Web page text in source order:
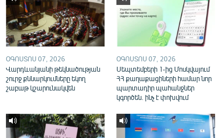
ՕԳՈՍՏՈՍ 07, 2026
Վարդևանյանի թեկնածության
շուրջ քննարկումները եկող
շաբաթ կշարունակվեն
ՕԳՈՍՏՈՍ 07, 2026
Սեպտեմբերի 1-ից Մոսկվայում
ՀՀ քաղաքացիների համար նոր
պարտադիր պահանջներ
կգործեն. ինչ է փոխվում